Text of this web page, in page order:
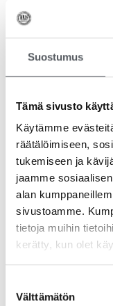
Suostumus
Tämä sivusto
Käytämme
räätälöimiseen,
tukemiseen ja
jaamme
alan
sivustoamme.
tietoja muihin
kerätty, kun olet
valinta
Välttämätön
Gastro